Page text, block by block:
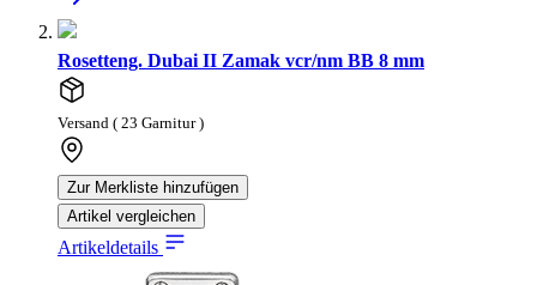
Rosetteng. Dubai II Zamak vcr/nm BB 8 mm
Versand ( 23 Garnitur )
Zur Merkliste hinzufügen
Artikel vergleichen
Artikeldetails